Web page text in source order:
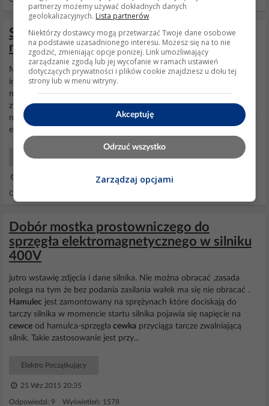
SEW-EURODRIVE DRS71 - Podłączenie
motoreduktora, pytanie o hamulec
Musze przyznać to tłumaczenie google jest boskie, dzięki. Szukam
informacji na stronie anglojęzycznej (nie znam niemieckiego), i nie
moge znaleźć jasnych informacji jak podłączyćhamulecBE,
znalazłem info dla BGE, BM(G) ale dla samego BE nie mogę znaleźć
nic co jednoznacznie rozwiąże mój problem. Wspieram się tym pdf-
em http://www.sew-eurodrive.com/download/pd...
Elektro Początkujący
Odpowiedzi: 14 Wyświetleń: 11652
Dobór mostka prostowniczego do
sprzęgła elektromagnetycznego w silniku
400V
jutro wstawię zdjęcia i dane silnika. Nie można obracać ,zasada
polega na tym że bez podania zasilania wałek ma się nie obracać .
Hamulec jest zamontowany na sprężynach które dociskają do
tarczy silnika w momencie startu silnika pojawia się napięcie na
cewce od hamulca-sprzęgła cewka przyciąga tarcze zwalniającą
silnik. Takie zastosowanie jest przy...
Elektro Początkujący
25 Wrz 2015 20:35
Odpowiedzi: 9 Wyświetleń: 1578
partnerzy możemy używać dokładnych danych
geolokalizacyjnych. Lista partnerów
Niektórzy dostawcy mogą przetwarzać Twoje dane osobowe
na podstawie uzasadnionego interesu. Możesz się na to nie
zgodzić, zmieniając opcje poniżej. Link umożliwiający
zarządzanie zgodą lub jej wycofanie w ramach ustawień
dotyczących prywatności i plików cookie znajdziesz u dołu tej
strony lub w menu witryny.
Akceptuję
Odrzuć wszystko
Zarządzaj opcjami